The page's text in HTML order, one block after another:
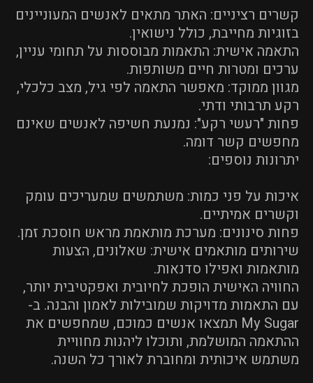
קשרים רציניים: האתר מתאים לאנשים המעוניינים
בזוגיות מחייבת, כולל נישואין.
התאמה אישית: התאמות מבוססות על תחומי עניין,
ערכים ומטרות חיים משותפות.
מגוון ממוקד: מאפשר התאמה לפי גיל, מצב כלכלי,
רקע תרבותי ודתי.
פחות "רעשי רקע": נמנעת חשיפה לאנשים שאינם
מחפשים קשר דומה.
יתרונות נוספים:
איכות על פני כמות: משתמשים שמעריכים עומק
וקשרים אמיתיים.
פחות סינונים: מערכת מותאמת מראש חוסכת זמן.
שירותים מותאמים אישית: שאלונים, הצעות
מותאמות ואפילו סדנאות.
החוויה האישית הופכת לחיובית ואפקטיבית יותר,
עם התאמות מדויקות שמובילות לאמון והבנה. ב-
My Sugar תמצאו אנשים כמוכם, שמחפשים את
ההתאמה המושלמת, ותוכלו ליהנות מחוויית
משתמש איכותית ומחוברת לאורך כל השנה.